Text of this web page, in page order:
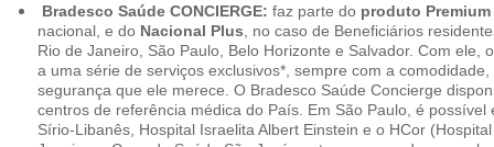
Bradesco Saúde CONCIERGE: faz parte do produto Premium
nacional, e do Nacional Plus , no caso de Beneficiários
Rio de Janeiro, São Paulo, Belo Horizonte e Salvador. Com ele,
a uma série de serviços exclusivos*, sempre com a
segurança que ele merece. O Bradesco Saúde Concierge
centros de referência médica do País. Em São Paulo, é possível
Sírio-Libanês, Hospital Israelita Albert Einstein e o HCor